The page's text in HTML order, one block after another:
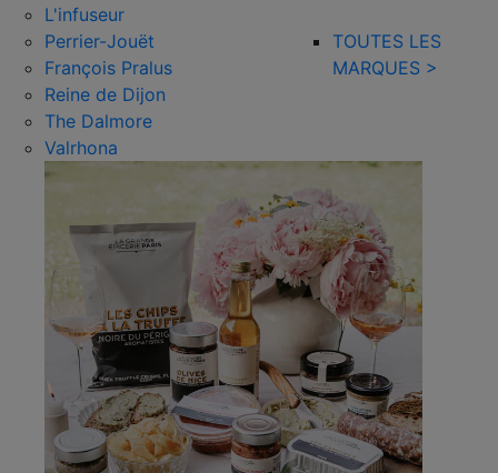
L'infuseur
Perrier-Jouët
François Pralus
Reine de Dijon
The Dalmore
Valrhona
TOUTES LES
MARQUES >